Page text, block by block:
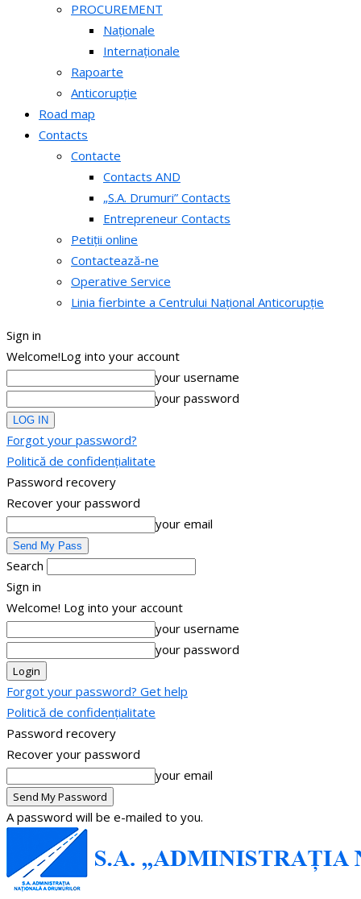
PROCUREMENT
Naționale
Internaționale
Rapoarte
Anticorupție
Road map
Contacts
Contacte
Contacts AND
„S.A. Drumuri” Contacts
Entrepreneur Contacts
Petiții online
Contactează-ne
Operative Service
Linia fierbinte a Centrului Național Anticorupție
Sign in
Welcome!Log into your account
your username
your password
Forgot your password?
Politică de confidențialitate
Password recovery
Recover your password
your email
Search
Sign in
Welcome! Log into your account
your username
your password
Forgot your password? Get help
Politică de confidențialitate
Password recovery
Recover your password
your email
A password will be e-mailed to you.